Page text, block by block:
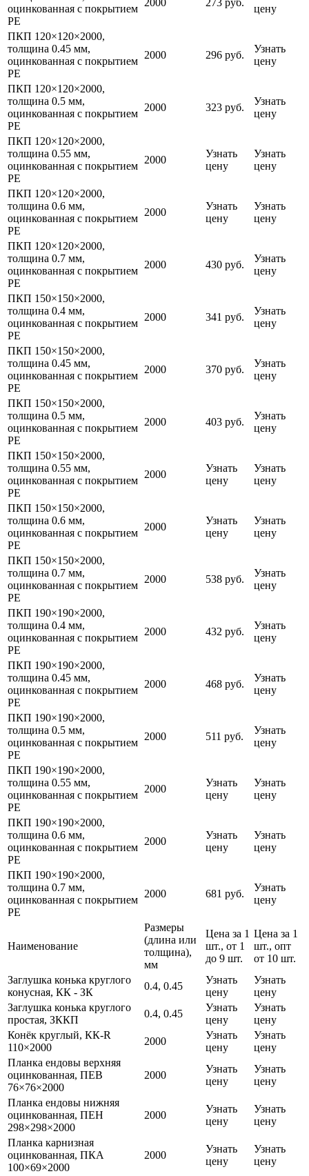
оцинкованная с покрытием
PE
2000 273 руб.
цену
ПКП 120×120×2000,
толщина 0.45 мм,
оцинкованная с покрытием
PE
2000 296 руб.
Узнать
цену
ПКП 120×120×2000,
толщина 0.5 мм,
оцинкованная с покрытием
PE
2000 323 руб.
Узнать
цену
ПКП 120×120×2000,
толщина 0.55 мм,
оцинкованная с покрытием
PE
2000
Узнать
цену
Узнать
цену
ПКП 120×120×2000,
толщина 0.6 мм,
оцинкованная с покрытием
PE
2000
Узнать
цену
Узнать
цену
ПКП 120×120×2000,
толщина 0.7 мм,
оцинкованная с покрытием
PE
2000 430 руб.
Узнать
цену
ПКП 150×150×2000,
толщина 0.4 мм,
оцинкованная с покрытием
PE
2000 341 руб.
Узнать
цену
ПКП 150×150×2000,
толщина 0.45 мм,
оцинкованная с покрытием
PE
2000 370 руб.
Узнать
цену
ПКП 150×150×2000,
толщина 0.5 мм,
оцинкованная с покрытием
PE
2000 403 руб.
Узнать
цену
ПКП 150×150×2000,
толщина 0.55 мм,
оцинкованная с покрытием
PE
2000
Узнать
цену
Узнать
цену
ПКП 150×150×2000,
толщина 0.6 мм,
оцинкованная с покрытием
PE
2000
Узнать
цену
Узнать
цену
ПКП 150×150×2000,
толщина 0.7 мм,
оцинкованная с покрытием
PE
2000 538 руб.
Узнать
цену
ПКП 190×190×2000,
толщина 0.4 мм,
оцинкованная с покрытием
PE
2000 432 руб.
Узнать
цену
ПКП 190×190×2000,
толщина 0.45 мм,
оцинкованная с покрытием
PE
2000 468 руб.
Узнать
цену
ПКП 190×190×2000,
толщина 0.5 мм,
оцинкованная с покрытием
PE
2000 511 руб.
Узнать
цену
ПКП 190×190×2000,
толщина 0.55 мм,
оцинкованная с покрытием
PE
2000
Узнать
цену
Узнать
цену
ПКП 190×190×2000,
толщина 0.6 мм,
оцинкованная с покрытием
PE
2000
Узнать
цену
Узнать
цену
ПКП 190×190×2000,
толщина 0.7 мм,
оцинкованная с покрытием
PE
2000 681 руб.
Узнать
цену
Наименование
Размеры
(длина или
толщина),
мм
Цена за 1
шт., от 1
до 9 шт.
Цена за 1
шт., опт
от 10 шт.
Заглушка конька круглого
конусная, КК - ЗК
0.4, 0.45
Узнать
цену
Узнать
цену
Заглушка конька круглого
простая, ЗККП
0.4, 0.45
Узнать
цену
Узнать
цену
Конёк круглый, КК-R
110×2000
2000
Узнать
цену
Узнать
цену
Планка ендовы верхняя
оцинкованная, ПЕВ
76×76×2000
2000
Узнать
цену
Узнать
цену
Планка ендовы нижняя
оцинкованная, ПЕН
298×298×2000
2000
Узнать
цену
Узнать
цену
Планка карнизная
оцинкованная, ПКА
100×69×2000
2000
Узнать
цену
Узнать
цену